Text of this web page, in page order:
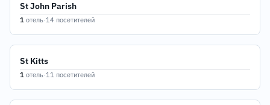
St John Parish
1 отель·14 посетителей
St Kitts
1 отель·11 посетителей